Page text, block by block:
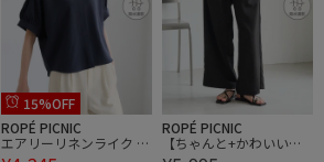
15%OFF
ROPÉ PICNIC
エアリーリネンライク キ
ROPÉ PICNIC
【ちゃんと+かわいい保